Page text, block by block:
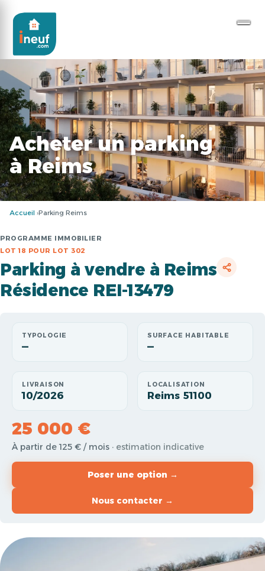
Acheter un parking
à Reims
Accueil Parking Reims
PROGRAMME IMMOBILIER
LOT 18 POUR LOT 302
Parking à vendre à Reims
Résidence REI-13479
TYPOLOGIE
—
SURFACE HABITABLE
—
LIVRAISON
10/2026
LOCALISATION
Reims 51100
25 000 €
À partir de 125 € / mois · estimation indicative
Poser une option →
Nous contacter →